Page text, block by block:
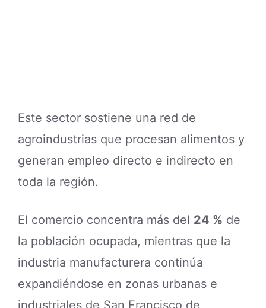
Este sector sostiene una red de
agroindustrias que procesan alimentos y
generan empleo directo e indirecto en
toda la región.
El comercio concentra más del 24 % de
la población ocupada, mientras que la
industria manufacturera continúa
expandiéndose en zonas urbanas e
industriales de San Francisco de